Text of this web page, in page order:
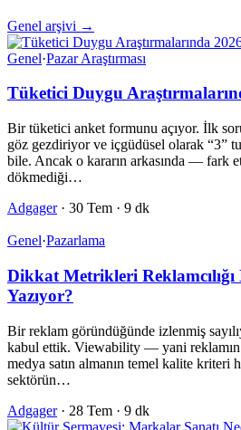
Genel arşivi →
Genel·Pazar Araştırması
Tüketici Duygu
Bir tüketici anket formunu açıyor. İlk
göz gezdiriyor ve içgüdüsel olarak “3”
bile. Ancak o kararın arkasında — fark
dökmediği…
Adgager · 30 Tem · 9 dk
Genel·Pazarlama
Dikkat Metrikleri Reklamcılığı
Yazıyor?
Bir reklam göründüğünde izlenmiş
kabul ettik. Viewability — yani
medya satın almanın temel kalite kriteri
sektörün…
Adgager · 28 Tem · 9 dk